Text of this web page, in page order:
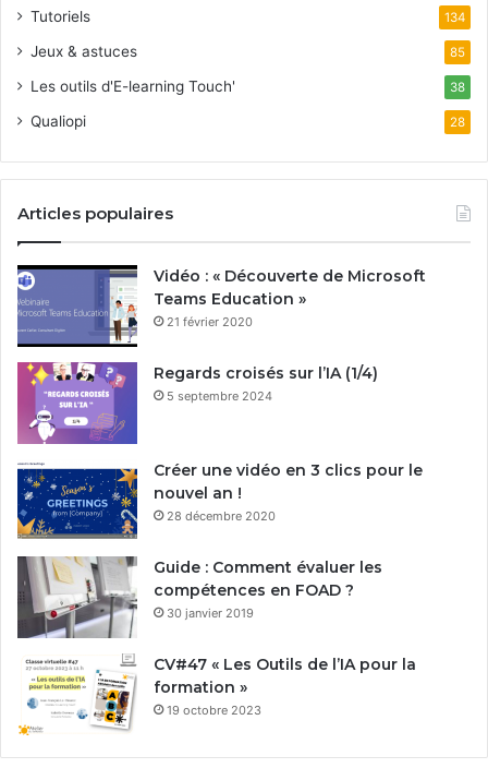
Tutoriels 134
Jeux & astuces 85
Les outils d'E-learning Touch' 38
Qualiopi 28
Articles populaires
Vidéo : « Découverte de Microsoft
Teams Education »
21 février 2020
Regards croisés sur l’IA (1/4)
5 septembre 2024
Créer une vidéo en 3 clics pour le
nouvel an !
28 décembre 2020
Guide : Comment évaluer les
compétences en FOAD ?
30 janvier 2019
CV#47 « Les Outils de l’IA pour la
formation »
19 octobre 2023